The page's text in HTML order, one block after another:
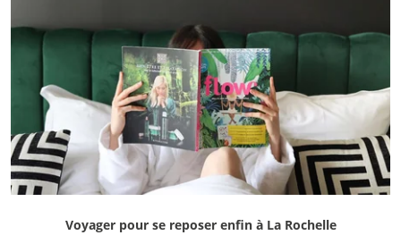
Voyager pour se reposer enfin à La Rochelle